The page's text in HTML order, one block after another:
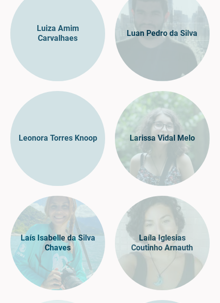
Luiza Amim
Carvalhaes
Luan Pedro da Silva
Leonora Torres Knoop Larissa Vidal Melo
Laís Isabelle da Silva
Chaves
Laíla Iglesias
Coutinho Arnauth